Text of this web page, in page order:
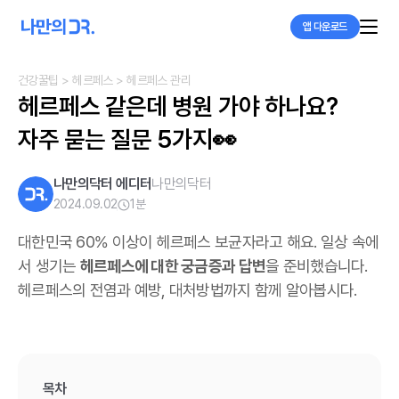
앱 다운로드
건강꿀팁 > 헤르페스 > 헤르페스 관리
헤르페스 같은데 병원 가야 하나요?
자주 묻는 질문 5가지👀
나만의닥터 에디터나만의닥터
2024.09.02 1 분
대한민국 60% 이상이 헤르페스 보균자라고 해요. 일상 속에
서 생기는 헤르페스에 대한 궁금증과 답변을 준비했습니다.
헤르페스의 전염과 예방, 대처방법까지 함께 알아봅시다.
목차